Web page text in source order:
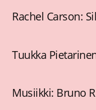
Rachel Carson:
Tuukka
Musiikki: Bruno